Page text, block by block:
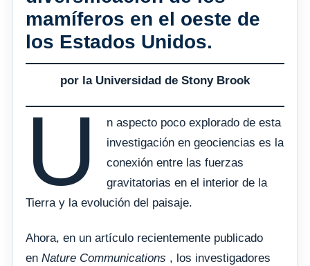
mamíferos en el oeste de
los Estados Unidos.
por la Universidad de Stony Brook
U
n aspecto poco explorado de esta
investigación en geociencias es la
conexión entre las fuerzas
gravitatorias en el interior de la
Tierra y la evolución del paisaje.
Ahora, en un artículo recientemente publicado
en Nature Communications , los investigadores